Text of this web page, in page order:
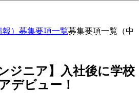
） 募集要項一覧募集要項一覧（中
ジニア】入社後に学校
デビュー！